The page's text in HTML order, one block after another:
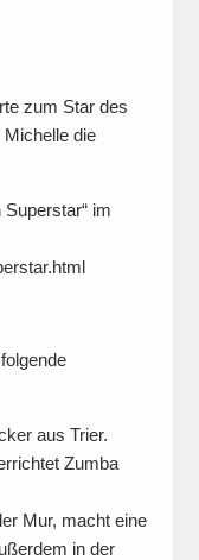
zum Star des
die
im
aus Trier.
Zumba
Mur, macht eine
in der